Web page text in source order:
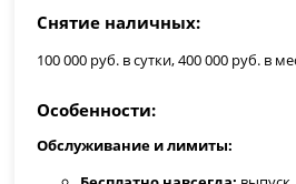
Снятие наличных
100 000 руб. в сутки, 400 000 руб. в
Особенности
Обслуживание и лимиты: